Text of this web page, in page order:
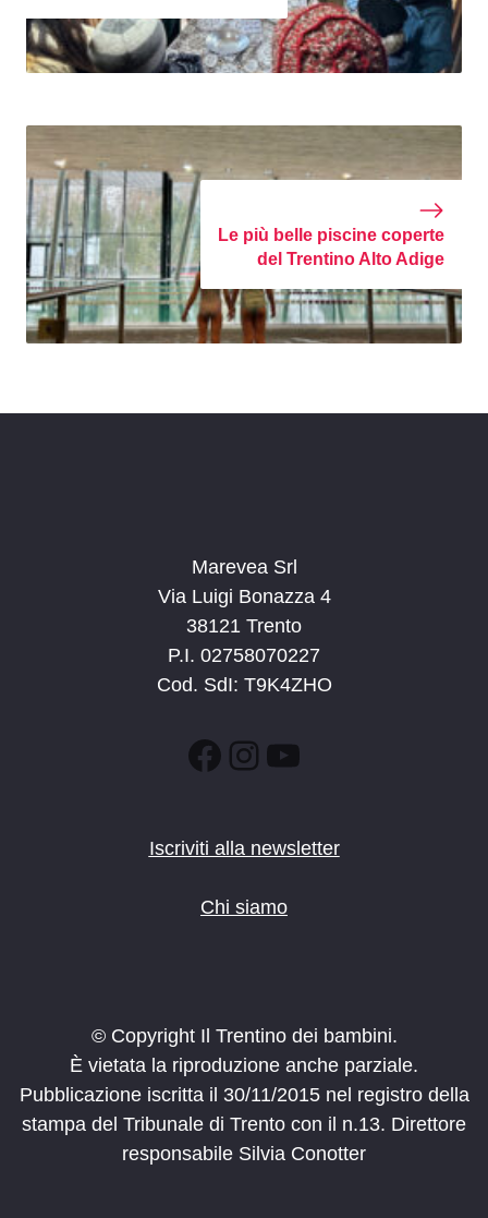
Le più belle piscine coperte
del Trentino Alto Adige
Marevea Srl
Via Luigi Bonazza 4
38121 Trento
P.I. 02758070227
Cod. SdI: T9K4ZHO
Facebook
Instagram
YouTube
Iscriviti alla newsletter
Chi siamo
© Copyright Il Trentino dei bambini.
È vietata la riproduzione anche parziale.
Pubblicazione iscritta il 30/11/2015 nel registro della
stampa del Tribunale di Trento con il n.13. Direttore
responsabile Silvia Conotter